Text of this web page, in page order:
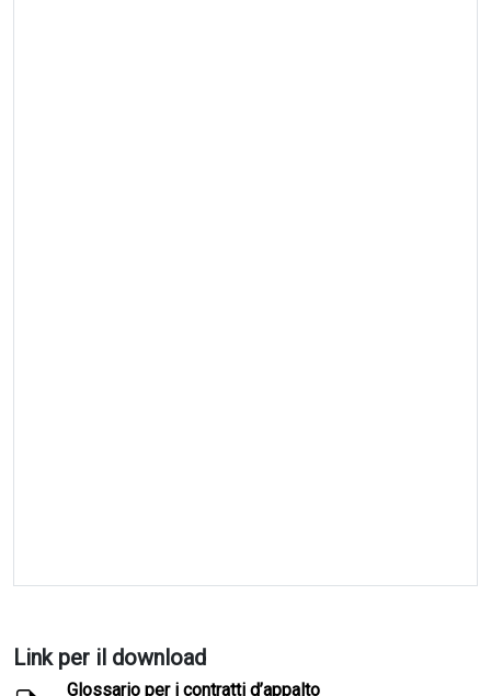
Link per il download
Glossario per i contratti d’appalto